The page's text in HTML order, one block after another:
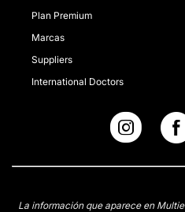
Plan Premium
Marcas
Suppliers
International Doctors
La información que aparece en